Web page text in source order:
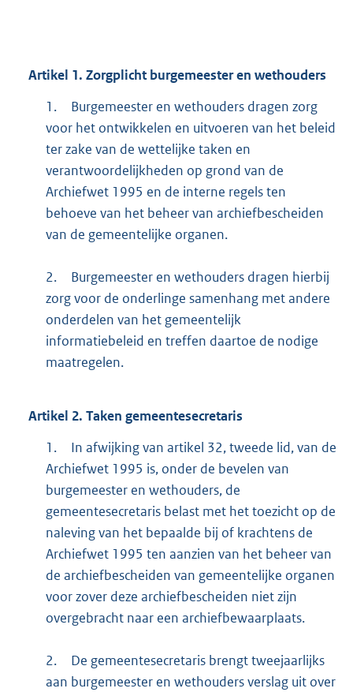
b
Artikel 1. Zorgplicht burgemeester en wethouders
1.
Burgemeester en wethouders dragen zorg
voor het ontwikkelen en uitvoeren van het beleid
ter zake van de wettelijke taken en
verantwoordelijkheden op grond van de
Archiefwet 1995 en de interne regels ten
behoeve van het beheer van archiefbescheiden
van de gemeentelijke organen.
2.
Burgemeester en wethouders dragen hierbij
zorg voor de onderlinge samenhang met andere
onderdelen van het gemeentelijk
informatiebeleid en treffen daartoe de nodige
maatregelen.
Artikel 2. Taken gemeentesecretaris
1.
In afwijking van artikel 32, tweede lid, van de
Archiefwet 1995 is, onder de bevelen van
burgemeester en wethouders, de
gemeentesecretaris belast met het toezicht op de
naleving van het bepaalde bij of krachtens de
Archiefwet 1995 ten aanzien van het beheer van
de archiefbescheiden van gemeentelijke organen
voor zover deze archiefbescheiden niet zijn
overgebracht naar een archiefbewaarplaats.
2.
De gemeentesecretaris brengt tweejaarlijks
aan burgemeester en wethouders verslag uit over